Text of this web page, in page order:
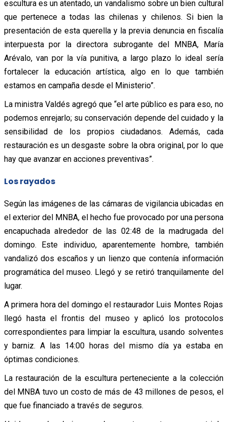
escultura es un atentado, un vandalismo sobre un bien cultural
que pertenece a todas las chilenas y chilenos. Si bien la
presentación de esta querella y la previa denuncia en fiscalía
interpuesta por la directora subrogante del MNBA, María
Arévalo, van por la vía punitiva, a largo plazo lo ideal sería
fortalecer la educación artística, algo en lo que también
estamos en campaña desde el Ministerio”.
La ministra Valdés agregó que “el arte público es para eso, no
podemos enrejarlo; su conservación depende del cuidado y la
sensibilidad de los propios ciudadanos. Además, cada
restauración es un desgaste sobre la obra original, por lo que
hay que avanzar en acciones preventivas”.
Los rayados
Según las imágenes de las cámaras de vigilancia ubicadas en
el exterior del MNBA, el hecho fue provocado por una persona
encapuchada alrededor de las 02:48 de la madrugada del
domingo. Este individuo, aparentemente hombre, también
vandalizó dos escaños y un lienzo que contenía información
programática del museo. Llegó y se retiró tranquilamente del
lugar.
A primera hora del domingo el restaurador Luis Montes Rojas
llegó hasta el frontis del museo y aplicó los protocolos
correspondientes para limpiar la escultura, usando solventes
y barniz. A las 14:00 horas del mismo día ya estaba en
óptimas condiciones.
La restauración de la escultura perteneciente a la colección
del MNBA tuvo un costo de más de 43 millones de pesos, el
que fue financiado a través de seguros.